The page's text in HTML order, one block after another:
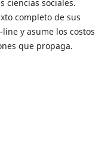
ciencias sociales.
completo de sus
y asume los costos
que propaga.